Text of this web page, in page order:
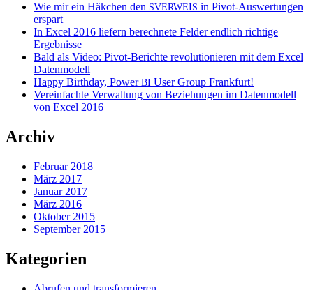
Wie mir ein Häkchen den SVERWEIS in Pivot-Auswertungen
erspart
In Excel 2016 liefern berechnete Felder endlich richtige
Ergebnisse
Bald als Video: Pivot-Berichte revolutionieren mit dem Excel
Datenmodell
Happy Birthday, PowerBI User Group Frankfurt!
Vereinfachte Verwaltung von Beziehungen im Datenmodell
von Excel 2016
Archiv
Februar 2018
März 2017
Januar 2017
März 2016
Oktober 2015
September 2015
Kategorien